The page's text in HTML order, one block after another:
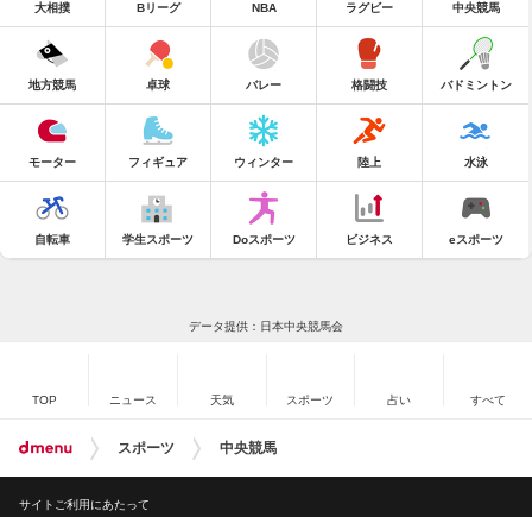
大相撲 Bリーグ NBA ラグビー 中央競馬
地方競馬 卓球 バレー 格闘技 バドミントン
モーター フィギュア ウィンター 陸上 水泳
自転車 学生スポーツ Doスポーツ ビジネス eスポーツ
データ提供：日本中央競馬会
TOP ニュース 天気 スポーツ 占い すべて
スポーツ 中央競馬
サイトご利用にあたって